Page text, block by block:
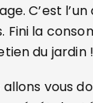
C’est l’un
la
du jardin !
vous